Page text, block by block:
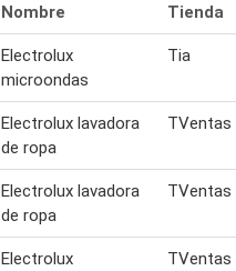
Nombre Tienda
Electrolux
microondas
Tia
Electrolux lavadora
de ropa
TVentas
Electrolux lavadora
de ropa
TVentas
Electrolux
TVentas